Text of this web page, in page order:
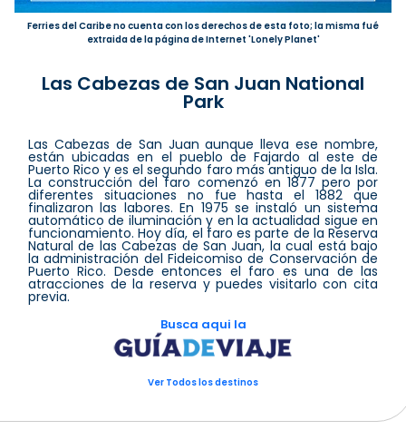
Ferries del Caribe no cuenta con los derechos de esta foto; la misma fué
extraida de la página de Internet 'Lonely Planet'
Las Cabezas de San Juan National
Park
Las Cabezas de San Juan aunque lleva ese nombre,
están ubicadas en el pueblo de Fajardo al este de
Puerto Rico y es el segundo faro más antiguo de la Isla.
La construcción del faro comenzó en 1877 pero por
diferentes situaciones no fue hasta el 1882 que
finalizaron las labores. En 1975 se instaló un sistema
automático de iluminación y en la actualidad sigue en
funcionamiento. Hoy día, el faro es parte de la Reserva
Natural de las Cabezas de San Juan, la cual está bajo
la administración del Fideicomiso de Conservación de
Puerto Rico. Desde entonces el faro es una de las
atracciones de la reserva y puedes visitarlo con cita
previa.
Busca aqui la
Ver Todos los destinos